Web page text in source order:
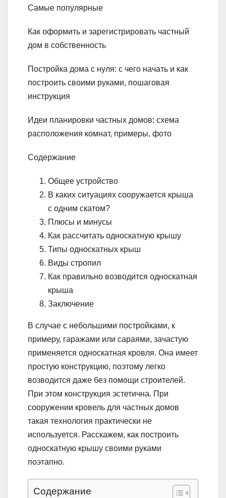
Самые популярные
Как оформить и зарегистрировать частный
дом в собственность
Постройка дома с нуля: с чего начать и как
построить своими руками, пошаговая
инструкция
Идеи планировки частных домов: схема
расположения комнат, примеры, фото
Содержание
Общее устройство
В каких ситуациях сооружается крыша
с одним скатом?
Плюсы и минусы
Как рассчитать односкатную крышу
Типы односкатных крыш
Виды стропил
Как правильно возводится односкатная
крыша
Заключение
В случае с небольшими постройками, к
примеру, гаражами или сараями, зачастую
применяется односкатная кровля. Она имеет
простую конструкцию, поэтому легко
возводится даже без помощи строителей.
При этом конструкция эстетична. При
сооружении кровель для частных домов
такая технология практически не
используется. Расскажем, как построить
односкатную крышу своими руками
поэтапно.
Содержание